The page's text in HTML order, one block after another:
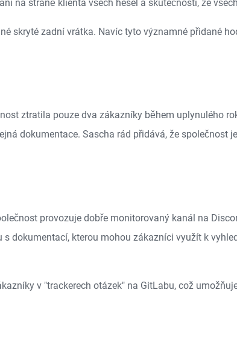
na straně klienta všech hesel a skutečnosti, že
skryté zadní vrátka. Navíc tyto významné přidané
ztratila pouze dva zákazníky během uplynulého
dokumentace. Sascha rád přidává, že společnost
provozuje dobře monitorovaný kanál na
dokumentací, kterou mohou zákazníci využít k
v "trackerech otázek" na GitLabu, což